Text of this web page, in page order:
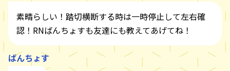
素晴らしい！踏切横断する時は一時停止して左右確
認！RNばんちょすも友達にも教えてあげてね！
ばんちょす